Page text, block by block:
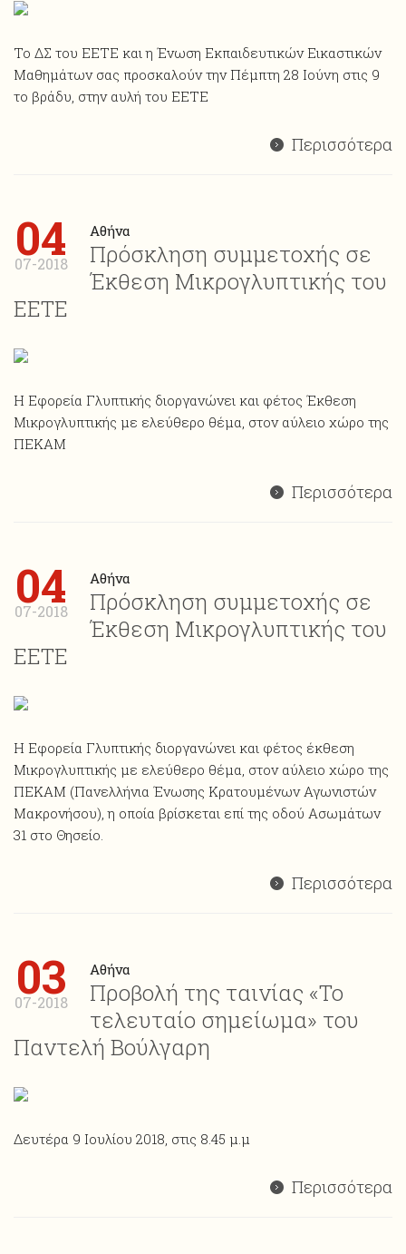
Το ΔΣ του ΕΕΤΕ και η Ένωση Εκπαιδευτικών Εικαστικών
Μαθημάτων σας προσκαλούν την Πέμπτη 28 Ιούνη στις 9
το βράδυ, στην αυλή του ΕΕΤΕ
Περισσότερα
04
07-2018
Αθήνα
Πρόσκληση συμμετοχής σε
Έκθεση Μικρογλυπτικής του
ΕΕΤΕ
Η Εφορεία Γλυπτικής διοργανώνει και φέτος Έκθεση
Mικρογλυπτικής με ελεύθερο θέμα, στον αύλειο χώρο της
ΠΕΚΑΜ
Περισσότερα
04
07-2018
Αθήνα
Πρόσκληση συμμετοχής σε
Έκθεση Μικρογλυπτικής του
ΕΕΤΕ
Η Εφορεία Γλυπτικής διοργανώνει και φέτος έκθεση
Mικρογλυπτικής με ελεύθερο θέμα, στον αύλειο χώρο της
ΠΕΚΑΜ (Πανελλήνια Ένωσης Κρατουμένων Αγωνιστών
Μακρονήσου), η οποία βρίσκεται επί της οδού Ασωμάτων
31 στο Θησείο.
Περισσότερα
03
07-2018
Αθήνα
Προβολή της ταινίας «Το
τελευταίο σημείωμα» του
Παντελή Βούλγαρη
Δευτέρα 9 Ιουλίου 2018, στις 8.45 μ.μ
Περισσότερα